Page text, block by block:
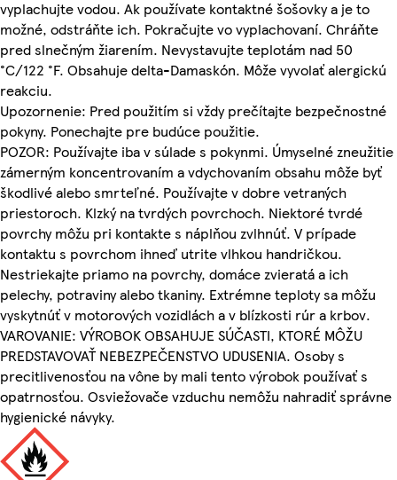
vyplachujte vodou. Ak používate kontaktné šošovky a je to
možné, odstráňte ich. Pokračujte vo vyplachovaní. Chráňte
pred slnečným žiarením. Nevystavujte teplotám nad 50
°C/122 °F. Obsahuje delta-Damaskón. Môže vyvolať alergickú
reakciu.
Upozornenie: Pred použitím si vždy prečítajte bezpečnostné
pokyny. Ponechajte pre budúce použitie.
POZOR: Používajte iba v súlade s pokynmi. Úmyselné zneužitie
zámerným koncentrovaním a vdychovaním obsahu môže byť
škodlivé alebo smrteľné. Používajte v dobre vetraných
priestoroch. Klzký na tvrdých povrchoch. Niektoré tvrdé
povrchy môžu pri kontakte s náplňou zvlhnúť. V prípade
kontaktu s povrchom ihneď utrite vlhkou handričkou.
Nestriekajte priamo na povrchy, domáce zvieratá a ich
pelechy, potraviny alebo tkaniny. Extrémne teploty sa môžu
vyskytnúť v motorových vozidlách a v blízkosti rúr a krbov.
VAROVANIE: VÝROBOK OBSAHUJE SÚČASTI, KTORÉ MÔŽU
PREDSTAVOVAŤ NEBEZPEČENSTVO UDUSENIA. Osoby s
precitlivenosťou na vône by mali tento výrobok používať s
opatrnosťou. Osviežovače vzduchu nemôžu nahradiť správne
hygienické návyky.